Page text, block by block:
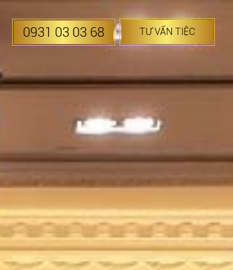
0931 03 03 68 TƯ VẤN TIỆC